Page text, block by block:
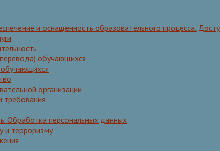
и оснащенность образовательного процесса.
обучающихся
организации
требования
Обработка персональных данных
и терроризму